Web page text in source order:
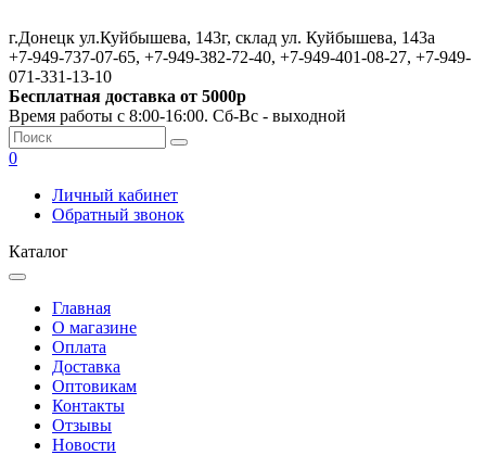
г.Донецк ул.Куйбышева, 143г, склад ул. Куйбышева, 143а
+7-949-737-07-65, +7-949-382-72-40, +7-949-401-08-27, +7-949-
071-331-13-10
Бесплатная доставка от 5000р
Время работы с 8:00-16:00. Сб-Вс - выходной
0
Личный кабинет
Обратный звонок
Каталог
Главная
О магазине
Оплата
Доставка
Оптовикам
Контакты
Отзывы
Новости